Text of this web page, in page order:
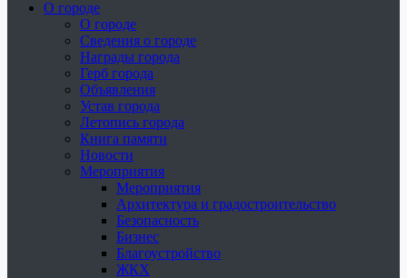
О городе
О городе
Сведения о городе
Награды города
Герб города
Объявления
Устав города
Летопись города
Книга памяти
Новости
Мероприятия
Мероприятия
Архитектура и градостроительство
Безопасность
Бизнес
Благоустройство
ЖКХ